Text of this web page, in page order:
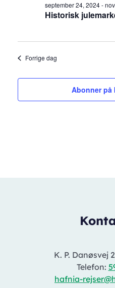
Historisk
september 24, 2024-
Forrige dag
Abonner på
K. P. Danøsvej 2
Telefon:
hafnia-